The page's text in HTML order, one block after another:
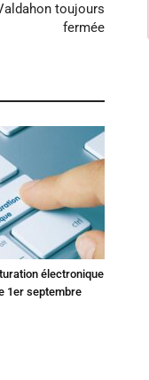
toujours
fermée
électronique
1er septembre